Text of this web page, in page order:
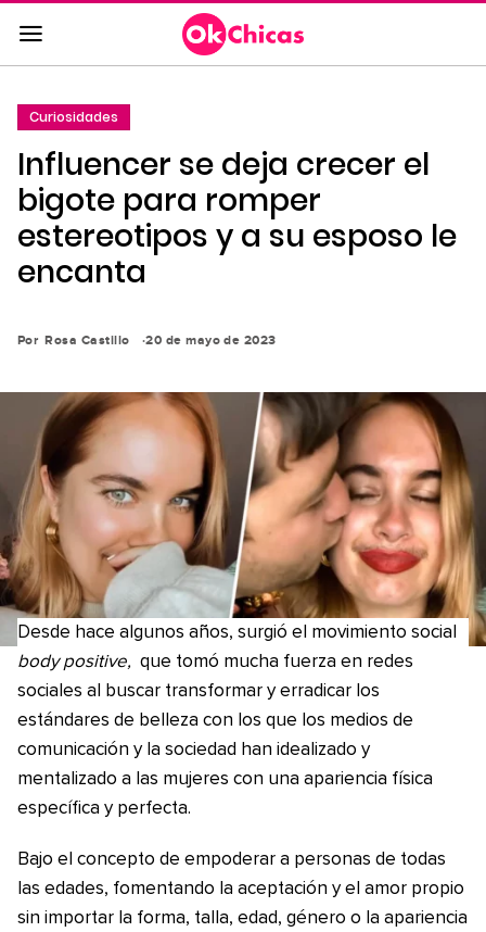
Saltar
al
contenido
la
navegación
principal
Curiosidades
Influencer se deja crecer el
bigote para romper
estereotipos y a su esposo le
encanta
Por Rosa Castillo 20 de mayo de 2023
Desde hace algunos años, surgió el movimiento social
body positive, que tomó mucha fuerza en redes
sociales al buscar transformar y erradicar los
estándares de belleza con los que los medios de
comunicación y la sociedad han idealizado y
mentalizado a las mujeres con una apariencia física
específica y perfecta.
Bajo el concepto de empoderar a personas de todas
las edades, fomentando la aceptación y el amor propio
sin importar la forma, talla, edad, género o la apariencia